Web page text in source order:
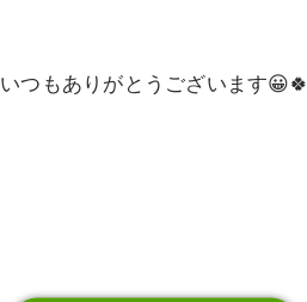
いつもありがとうございます😀🍀